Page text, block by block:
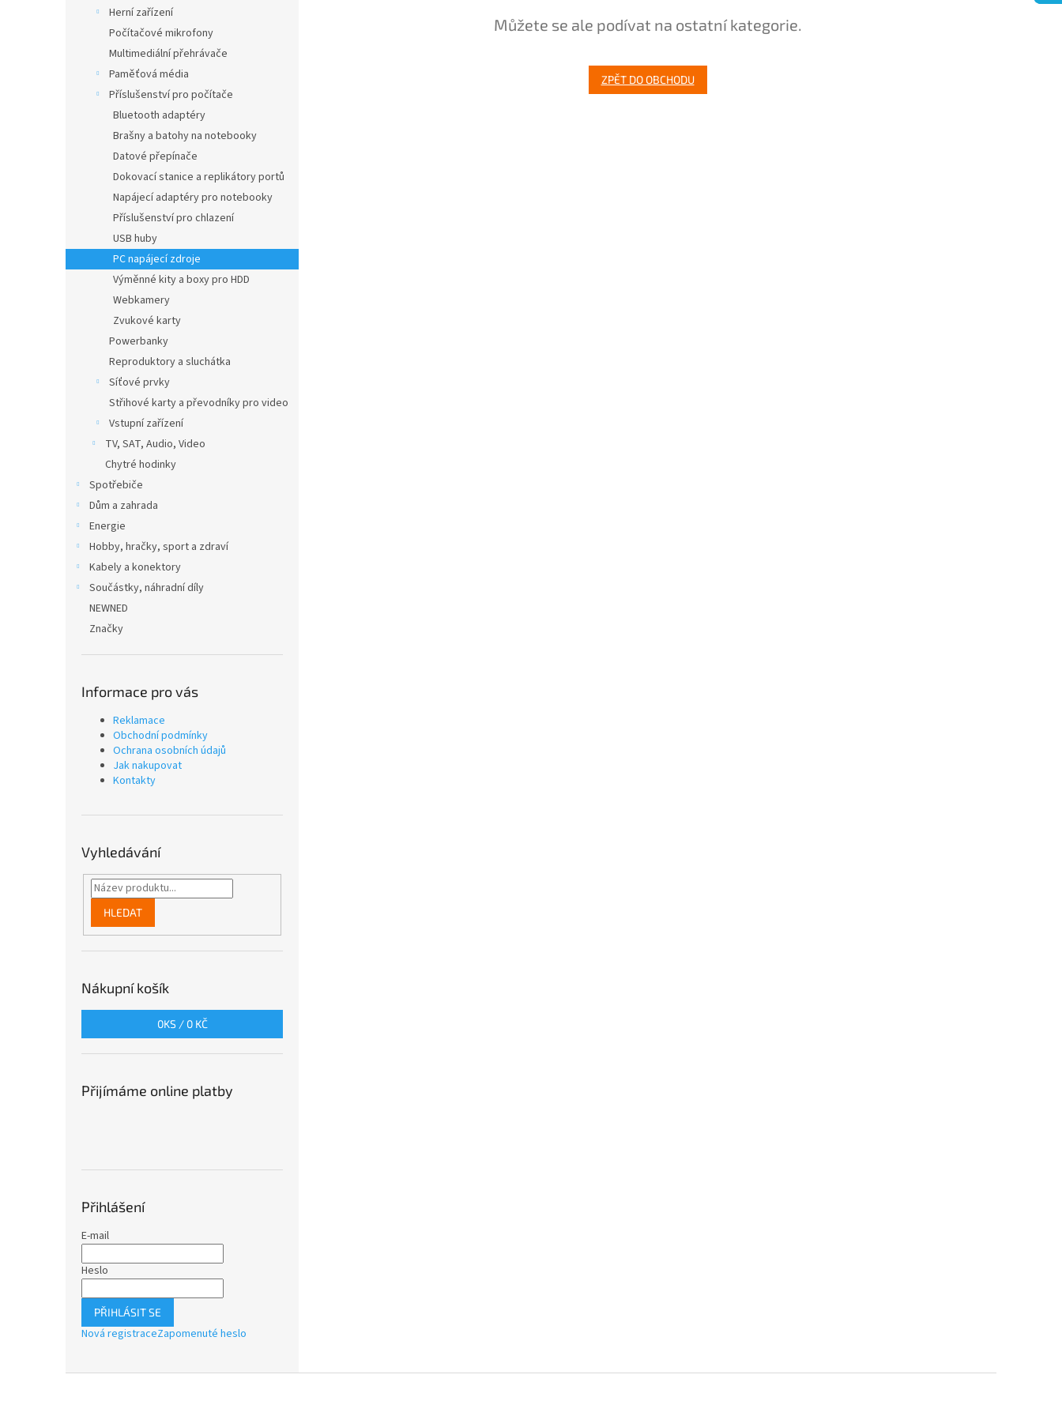
Herní zařízení
Počítačové mikrofony
Multimediální přehrávače
Paměťová média
Příslušenství pro počítače
Bluetooth adaptéry
Brašny a batohy na notebooky
Datové přepínače
Dokovací stanice a replikátory portů
Napájecí adaptéry pro notebooky
Příslušenství pro chlazení
USB huby
PC napájecí zdroje
Výměnné kity a boxy pro HDD
Webkamery
Zvukové karty
Powerbanky
Reproduktory a sluchátka
Síťové prvky
Střihové karty a převodníky pro video
Vstupní zařízení
TV, SAT, Audio, Video
Chytré hodinky
Spotřebiče
Dům a zahrada
Energie
Hobby, hračky, sport a zdraví
Kabely a konektory
Součástky, náhradní díly
NEWNED
Značky
Informace pro vás
Reklamace
Obchodní podmínky
Ochrana osobních údajů
Jak nakupovat
Kontakty
Vyhledávání
HLEDAT
Nákupní košík
0KS / 0 KČ
Přijímáme online platby
Přihlášení
E-mail
Heslo
PŘIHLÁSIT SE
Nová registraceZapomenuté heslo
Můžete se ale podívat na ostatní kategorie.
ZPĚT DO OBCHODU